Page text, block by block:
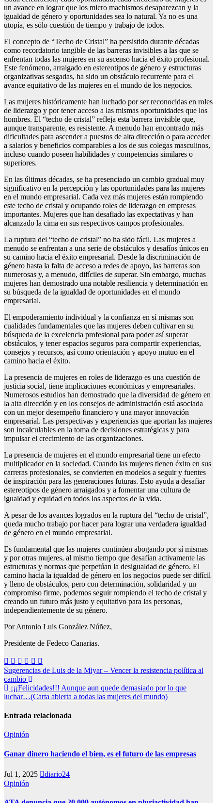
un avance en lograr que los micro machismos desaparezcan y la
igualdad de género y oportunidades sea lo natural. Ya no es una
utopía, es sólo cuestión de tiempo y trabajo de todos.
El concepto de “Techo de Cristal” ha persistido durante décadas
como recordatorio tangible de las barreras invisibles a las que se
enfrentan todas las mujeres en su ascenso hacia el éxito profesional.
Este fenómeno, arraigado en estereotipos de género y estructuras
organizativas sesgadas, ha sido un obstáculo recurrente para el
avance equitativo de las mujeres en el mundo de los negocios.
Las mujeres históricamente han luchado por ser reconocidas en roles
de liderazgo y por tener acceso a las mismas oportunidades que los
hombres. El “techo de cristal” refleja esta barrera invisible que,
aunque transparente, es resistente. A menudo han encontrado más
dificultades para ascender a puestos de alta dirección o para acceder
a salarios y beneficios comparables a los de sus colegas masculinos,
incluso cuando poseen habilidades y competencias similares o
superiores.
En las últimas décadas, se ha presenciado un cambio gradual muy
significativo en la percepción y las oportunidades para las mujeres
en el mundo empresarial. Cada vez más mujeres están rompiendo
este techo de cristal y ocupando roles de liderazgo en empresas
importantes. Mujeres que han desafiado las expectativas y han
alcanzado la cima en sus respectivos campos profesionales.
La ruptura del “techo de cristal” no ha sido fácil. Las mujeres a
menudo se enfrentan a una serie de obstáculos y desafíos únicos en
su camino hacia el éxito empresarial. Desde la discriminación de
género hasta la falta de acceso a redes de apoyo, las barreras son
numerosas y, a menudo, difíciles de superar. Sin embargo, muchas
mujeres han demostrado una notable resiliencia y determinación en
su búsqueda de la igualdad de oportunidades en el mundo
empresarial.
El empoderamiento individual y la confianza en sí mismas son
cualidades fundamentales que las mujeres deben cultivar en su
búsqueda de la excelencia profesional para poder así superar
obstáculos, y tener espacios seguros para compartir experiencias,
consejos y recursos, así como orientación y apoyo mutuo en el
camino hacia el éxito.
La presencia de mujeres en roles de liderazgo es una cuestión de
justicia social, tiene implicaciones económicas y empresariales.
Numerosos estudios han demostrado que la diversidad de género en
la alta dirección y en los consejos de administración está asociada
con un mejor desempeño financiero y una mayor innovación
empresarial. Las perspectivas y experiencias que aportan las mujeres
son incalculables en la toma de decisiones estratégicas y para
impulsar el crecimiento de las organizaciones.
La presencia de mujeres en el mundo empresarial tiene un efecto
multiplicador en la sociedad. Cuando las mujeres tienen éxito en sus
carreras profesionales, se convierten en modelos a seguir y fuentes
de inspiración para las generaciones futuras. Esto ayuda a desafiar
estereotipos de género arraigados y a fomentar una cultura de
igualdad y equidad en todos los aspectos de la vida.
A pesar de los avances logrados en la ruptura del “techo de cristal”,
queda mucho trabajo por hacer para lograr una verdadera igualdad
de género en el mundo empresarial.
Es fundamental que las mujeres continúen abogando por sí mismas
y por otras mujeres, al mismo tiempo que desafían activamente las
estructuras y normas que perpetúan la desigualdad de género. El
camino hacia la igualdad de género en los negocios puede ser difícil
y lleno de obstáculos, pero con determinación, solidaridad y un
compromiso firme, podemos seguir rompiendo el techo de cristal y
creando un futuro más justo y equitativo para las personas,
independientemente de su género.
Por Antonio Luis González Núñez,
Presidente de Fedeco Canarias.
Navegación
de
entradas
Sugerencias de Luis de la Miyar – Vencer la resistencia política al
cambio
¡¡¡Felicidades!!! Aunque aun quede demasiado por lo que
luchar…(Carta abierta a todas las mujeres del mundo)
Entrada relacionada
Opinión
Ganar dinero haciendo el bien, es el futuro de las empresas
Jul 1, 2025
diario24
Opinión